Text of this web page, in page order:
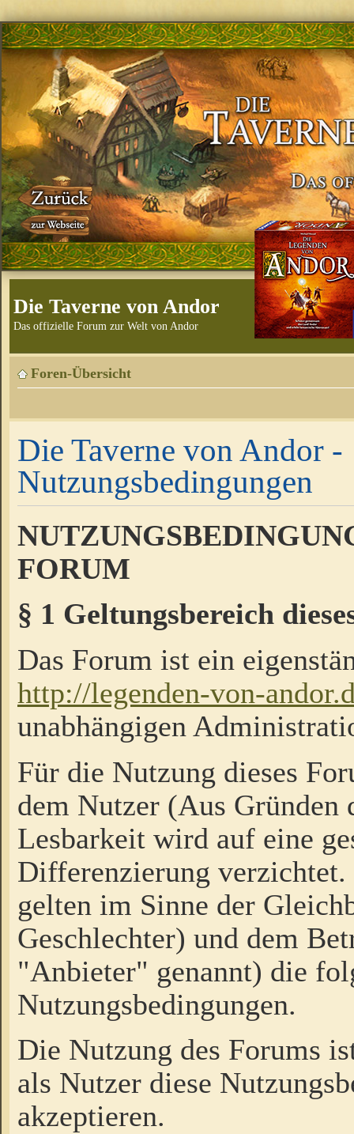
Die Taverne von Andor
Das offizielle Forum zur Welt von Andor
Foren-Übersicht
Die Taverne von Andor -
Nutzungsbedingungen
FORUM
§ 1 Geltungsbereich
Das Forum ist ein
http://legenden-von-
unabhängigen
Für die Nutzung dieses
dem Nutzer (Aus Gründen
Lesbarkeit wird auf eine
Differenzierung
gelten im Sinne der
Geschlechter) und dem
"Anbieter" genannt) die
Nutzungsbedingungen.
Die Nutzung des Forums
als Nutzer diese
akzeptieren.